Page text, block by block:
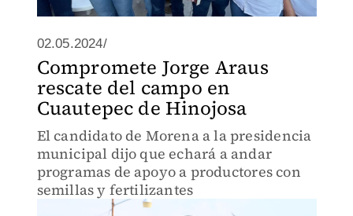
02.05.2024/
Compromete Jorge Araus
rescate del campo en
Cuautepec de Hinojosa
El candidato de Morena a la presidencia
municipal dijo que echará a andar
programas de apoyo a productores con
semillas y fertilizantes